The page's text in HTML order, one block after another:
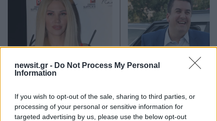
newsit.gr - Do Not Process My Personal
Information
If you wish to opt-out of the sale, sharing to third parties, or
processing of your personal or sensitive information for
targeted advertising by us, please use the below opt-out
Σάσα Μπάστα: Στέλνω
μηνύματα στον σύζυγό
μου για να μην ξεχνάει τι
γυναίκα έχει
από «Το Πρωινό» του
«Δεν ήταν δική μου
απόφαση»